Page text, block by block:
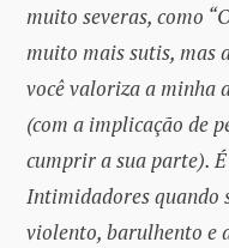
muito severas, como
muito mais sutis, mas
você valoriza a minha
(com a implicação de
cumprir a sua parte).
Intimidadores quando
violento, barulhento e